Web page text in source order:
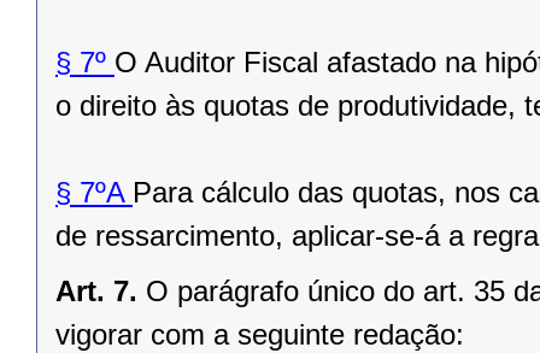
§ 7º O Auditor Fiscal afastado na
o direito às quotas de produtividade,
§ 7ºA Para cálculo das quotas, nos
de ressarcimento, aplicar-se-á a
Art. 7. O parágrafo único do art. 35
vigorar com a seguinte redação: